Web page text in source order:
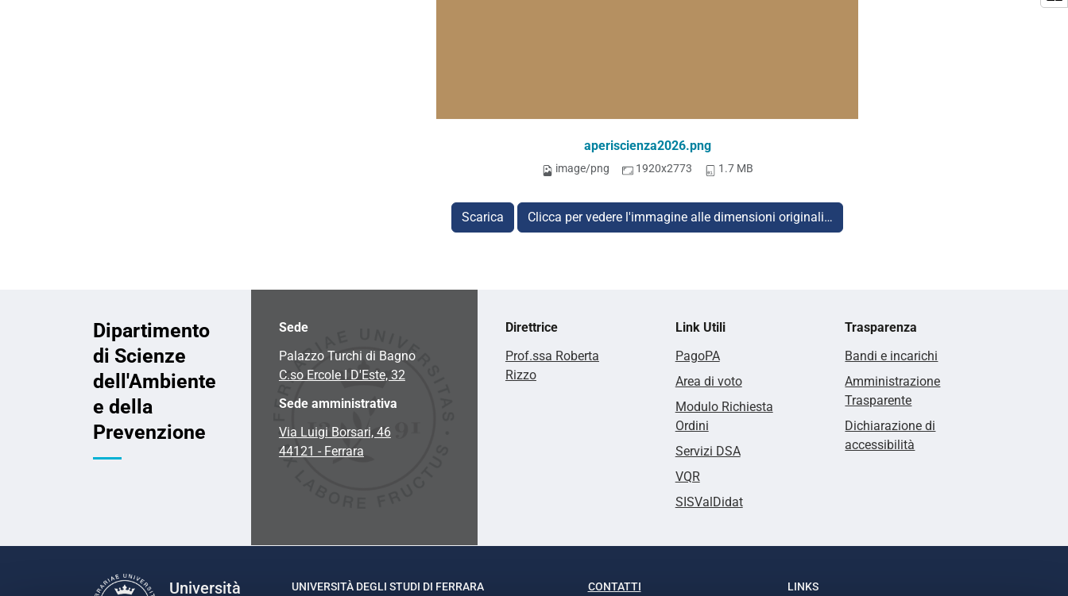
aperiscienza2026.png
image/png 1920x2773 1.7 MB
Scarica Clicca per vedere l'immagine alle dimensioni originali…
Dipartimento
di Scienze
dell'Ambiente
e della
Prevenzione
Sede
Palazzo Turchi di Bagno
C.so Ercole I D'Este, 32
Sede amministrativa
Via Luigi Borsari, 46
44121 - Ferrara
Direttrice
Prof.ssa Roberta
Rizzo
Link Utili
PagoPA
Area di voto
Modulo Richiesta
Ordini
Servizi DSA
VQR
SISValDidat
Trasparenza
Bandi e incarichi
Amministrazione
Trasparente
Dichiarazione di
accessibilità
Università
UNIVERSITÀ DEGLI STUDI DI FERRARA CONTATTI LINKS